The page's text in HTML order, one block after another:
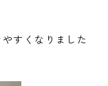
すくなりました